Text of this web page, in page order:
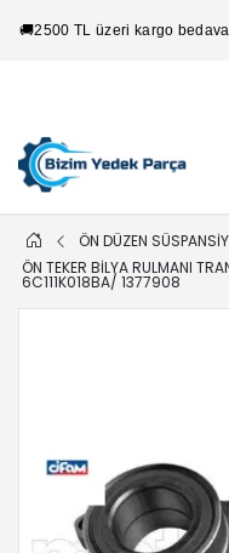
🚚2500 TL üzeri kargo bedava
ÖN DÜZEN
ÖN TEKER BILYA RULMANI
6C111K018BA/ 1377908